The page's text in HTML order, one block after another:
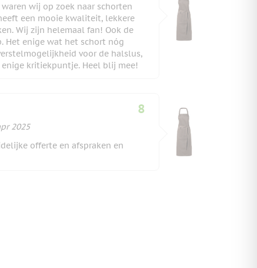
wij op zoek naar schorten
een mooie kwaliteit, lekkere
Wij zijn helemaal fan! Ook de
Het enige wat het schort nóg
voor de halslus,
kritiekpuntje. Heel blij mee!
2025
2025
offerte en afspraken en
8